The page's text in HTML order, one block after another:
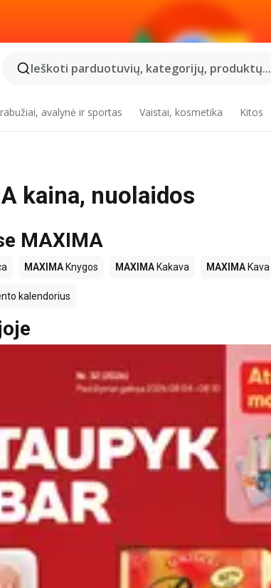
Ieškoti parduotuvių, kategorijų, produktų...
avalynė ir sportas Vaistai, kosmetika Kitos
kaina, nuolaidos
MAXIMA
MAXIMA Knygos MAXIMA Kakava MAXIMA Kava
kalendorius